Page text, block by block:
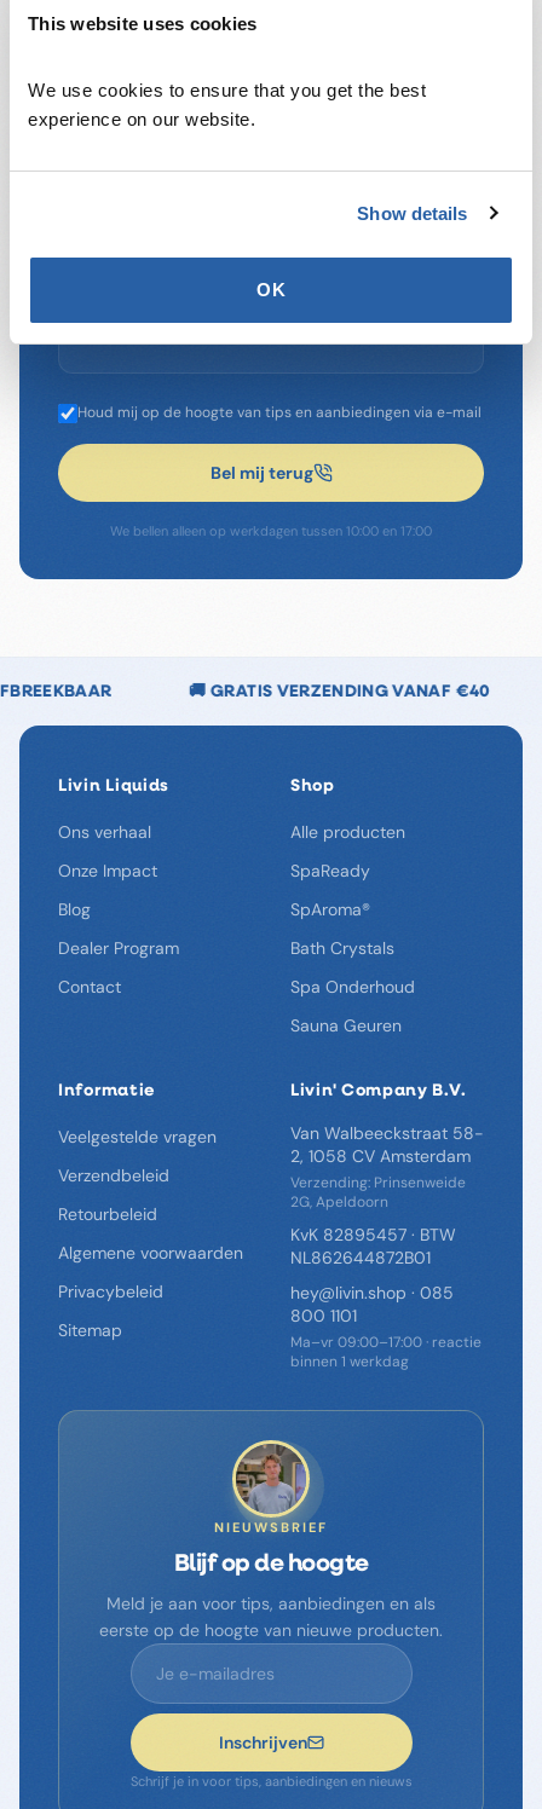
This website uses cookies
We use cookies to ensure that you get the best
experience on our website.
Show details
OK
Houd mij op de hoogte van tips en aanbiedingen via e-mail
Bel mij terug
We bellen alleen op werkdagen tussen 10:00 en 17:00
VANAF €40 🌿 CHLOORVRIJ & CHLOOR-
Livin Liquids
Ons verhaal
Onze Impact
Blog
Dealer Program
Contact
Shop
Alle producten
SpaReady
SpAroma®
Bath Crystals
Spa Onderhoud
Sauna Geuren
Informatie
Veelgestelde vragen
Verzendbeleid
Retourbeleid
Algemene voorwaarden
Privacybeleid
Sitemap
Livin' Company B.V.
Van Walbeeckstraat 58-
2, 1058 CV Amsterdam
Verzending: Prinsenweide
2G, Apeldoorn
KvK 82895457 · BTW
NL862644872B01
hey@livin.shop · 085
800 1101
Ma–vr 09:00–17:00 · reactie
binnen 1 werkdag
NIEUWSBRIEF
Blijf op de hoogte
Meld je aan voor tips, aanbiedingen en als
eerste op de hoogte van nieuwe producten.
Inschrijven
Schrijf je in voor tips, aanbiedingen en nieuws